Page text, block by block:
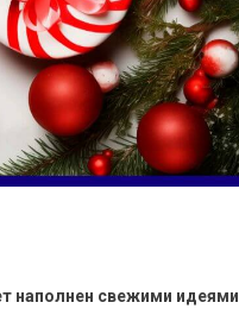
наполнен свежими идеями